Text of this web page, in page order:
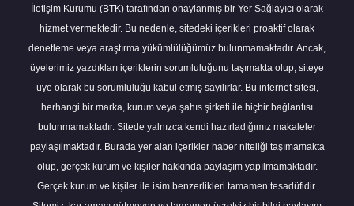
İletişim Kurumu (BTK) tarafından onaylanmış bir Yer Sağlayıcı olarak
hizmet vermektedir. Bu nedenle, sitedeki içerikleri proaktif olarak
denetleme veya araştırma yükümlülüğümüz bulunmamaktadır. Ancak,
üyelerimiz yazdıkları içeriklerin sorumluluğunu taşımakta olup, siteye
üye olarak bu sorumluluğu kabul etmiş sayılırlar. Bu internet sitesi,
herhangi bir marka, kurum veya şahıs şirketi ile hiçbir bağlantısı
bulunmamaktadır. Sitede yalnızca kendi hazırladığımız makaleler
paylaşılmaktadır. Burada yer alan içerikler haber niteliği taşımamakta
olup, gerçek kurum ve kişiler hakkında paylaşım yapılmamaktadır.
Gerçek kurum ve kişiler ile isim benzerlikleri tamamen tesadüfidir.